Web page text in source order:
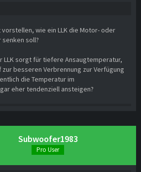
wie ein LLK die Motor- oder
soll?
LLK sorgt für tiefere Ansaugtemperatur,
besseren Verbrennung zur Verfügung
die Temperatur im
eher tendenziell ansteigen?
Subwoofer1983
Pro User